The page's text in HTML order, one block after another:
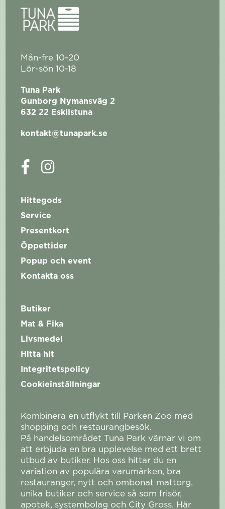
Mån-fre 10-20
Lör-sön 10-18
Tuna Park
Gunborg Nymansväg 2
632 22 Eskilstuna
kontakt@tunapark.se
Hittegods
Service
Presentkort
Öppettider
Popup och event
Kontakta oss
Butiker
Mat & Fika
Livsmedel
Hitta hit
Integritetspolicy
Cookieinställningar
Kombinera en utflykt till Parken Zoo med
shopping och restaurangbesök.
På handelsområdet Tuna Park värnar vi om
att erbjuda en bra upplevelse med ett brett
utbud av butiker. Hos oss hittar du en
variation av populära varumärken, bra
restauranger, nytt och ombonat mattorg,
unika butiker och service så som frisör,
apotek, systembolag och City Gross. Här